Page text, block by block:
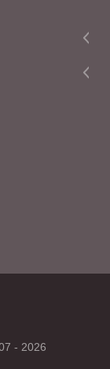
- 2026